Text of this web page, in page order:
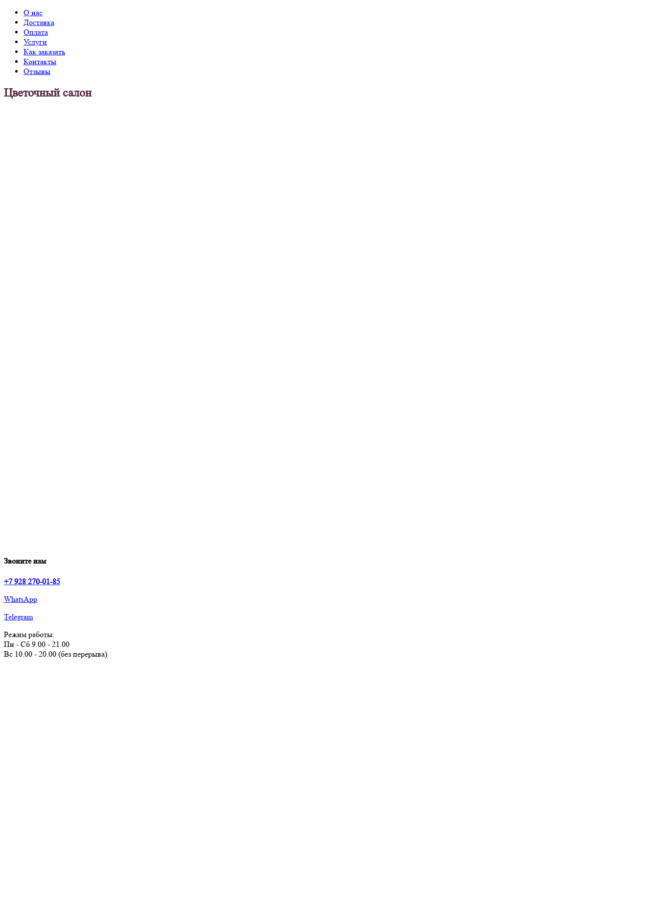
О нас
Доставка
Оплата
Услуги
Как заказать
Контакты
Отзывы
Цветочный салон
Звоните нам
+7 928 270-01-85
WhatsApp
Telegram
Режим работы:
Пн - Сб 9.00 - 21.00
Вс 10.00 - 20.00 (без перерыва)